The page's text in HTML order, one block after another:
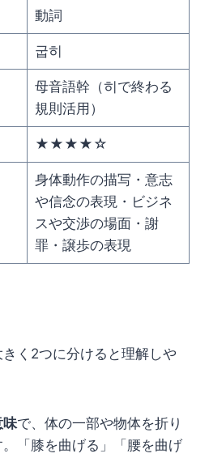
動詞
굽히
母音語幹（히で終わる
規則活用）
★★★★☆
身体動作の描写・意志
や信念の表現・ビジネ
スや交渉の場面・謝
罪・譲歩の表現
きく2つに分けると理解しや
味で、体の一部や物体を折り
「膝を曲げる」「腰を曲げ